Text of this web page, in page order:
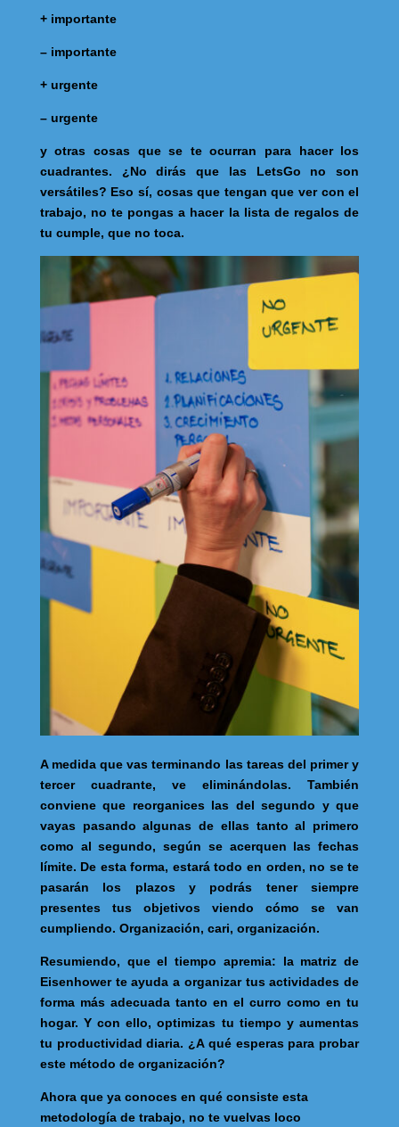
+ importante
– importante
+ urgente
– urgente
y otras cosas que se te ocurran para hacer los
cuadrantes. ¿No dirás que las LetsGo no son
versátiles? Eso sí, cosas que tengan que ver con el
trabajo, no te pongas a hacer la lista de regalos de
tu cumple, que no toca.
A medida que vas terminando las tareas del primer y
tercer cuadrante, ve eliminándolas. También
conviene que reorganices las del segundo y que
vayas pasando algunas de ellas tanto al primero
como al segundo, según se acerquen las fechas
límite. De esta forma, estará todo en orden, no se te
pasarán los plazos y podrás tener siempre
presentes tus objetivos viendo cómo se van
cumpliendo. Organización, cari, organización.
Resumiendo, que el tiempo apremia: la matriz de
Eisenhower te ayuda a organizar tus actividades de
forma más adecuada tanto en el curro como en tu
hogar. Y con ello, optimizas tu tiempo y aumentas
tu productividad diaria. ¿A qué esperas para probar
este método de organización?
Ahora que ya conoces en qué consiste esta
metodología de trabajo, no te vuelvas loco